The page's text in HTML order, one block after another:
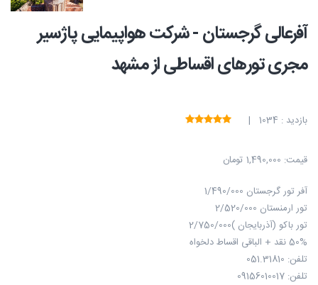
آفرعالی گرجستان - شرکت هواپیمایی پاژسیر
مجری تورهای اقساطی از مشهد
بازدید : 1034 |
قیمت: 1,490,000 تومان
آفر تور گرجستان 1/490/000
تور ارمنستان 2/520/000
تور باکو (آذربایجان )2/750/000
50% نقد + الباقی اقساط دلخواه
تلفن: 051.31810
تلفن: 09156010017